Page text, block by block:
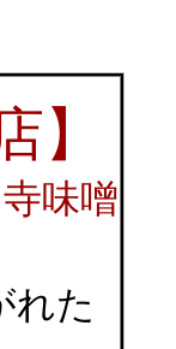
】
味噌
れた